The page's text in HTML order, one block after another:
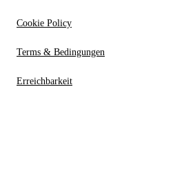
Cookie Policy
Terms & Bedingungen
Erreichbarkeit